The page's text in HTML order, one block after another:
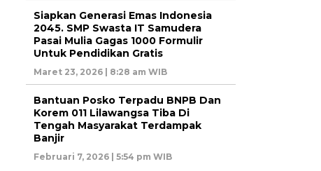
Siapkan Generasi Emas Indonesia
2045. SMP Swasta IT Samudera
Pasai Mulia Gagas 1000 Formulir
Untuk Pendidikan Gratis
Maret 23, 2026 | 8:28 am WIB
Bantuan Posko Terpadu BNPB Dan
Korem 011 Lilawangsa Tiba Di
Tengah Masyarakat Terdampak
Banjir
Februari 7, 2026 | 5:54 pm WIB